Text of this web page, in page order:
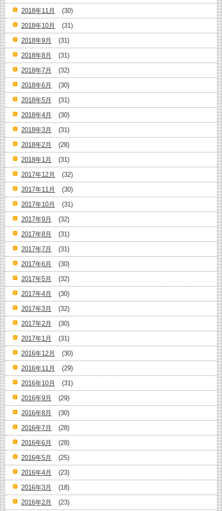
2018年11月
(30)
2018年10月
(31)
2018年9月
(31)
2018年8月
(31)
2018年7月
(32)
2018年6月
(30)
2018年5月
(31)
2018年4月
(30)
2018年3月
(31)
2018年2月
(28)
2018年1月
(31)
2017年12月
(32)
2017年11月
(30)
2017年10月
(31)
2017年9月
(32)
2017年8月
(31)
2017年7月
(31)
2017年6月
(30)
2017年5月
(32)
2017年4月
(30)
2017年3月
(32)
2017年2月
(30)
2017年1月
(31)
2016年12月
(30)
2016年11月
(29)
2016年10月
(31)
2016年9月
(29)
2016年8月
(30)
2016年7月
(28)
2016年6月
(28)
2016年5月
(25)
2016年4月
(23)
2016年3月
(18)
2016年2月
(23)